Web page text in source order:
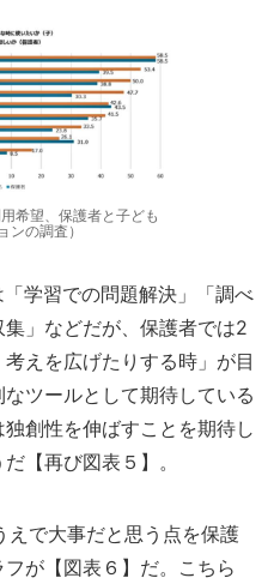
希望、保護者と子ども
ンの調査）
学習での問題解決」「調べ
」などだが、保護者では2
えを広げたりする時」が目
ツールとして期待している
創性を伸ばすことを期待し
【再び図表５】。
で大事だと思う点を保護
が【図表６】だ。こちら